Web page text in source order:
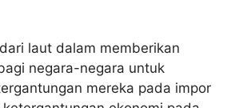
laut dalam memberikan
negara-negara untuk
mereka pada impor